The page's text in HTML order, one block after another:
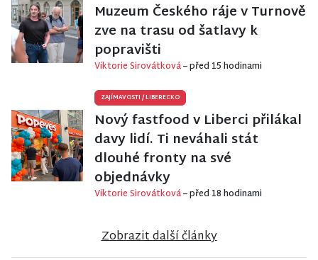
Muzeum Českého ráje v Turnově
zve na trasu od šatlavy k
popravišti
Viktorie Sirovátková– před 15 hodinami
ZAJÍMAVOSTI /LIBERECKO
Nový fastfood v Liberci přilákal
davy lidí. Ti neváhali stát
dlouhé fronty na své
objednávky
Viktorie Sirovátková– před 18 hodinami
Zobrazit další články